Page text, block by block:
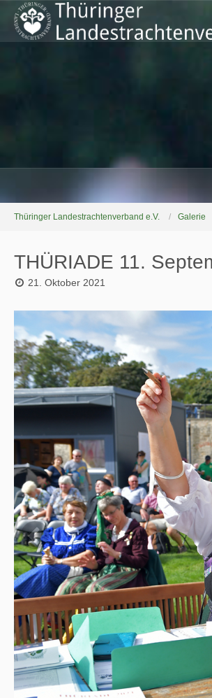
Thüringer Landestrachtenverband e.V. Galerie
THÜRIADE 11.
21. Oktober 2021